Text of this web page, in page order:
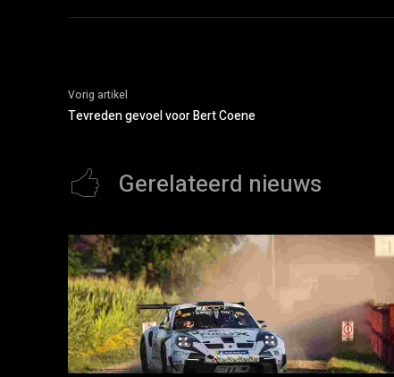
Vorig artikel
Tevreden gevoel voor Bert Coene
Gerelateerd nieuws